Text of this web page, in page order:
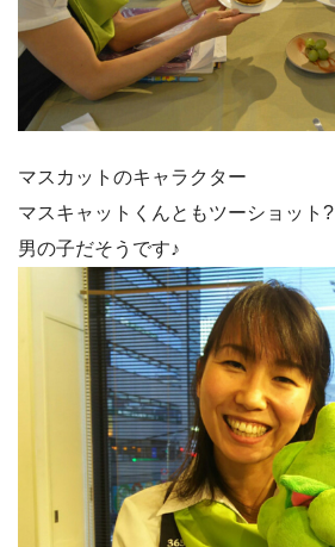
マスカットのキャラクター
マスキャットくんともツーショット?
男の子だそうです♪